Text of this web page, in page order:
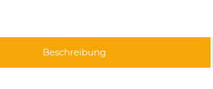
Beschreibung